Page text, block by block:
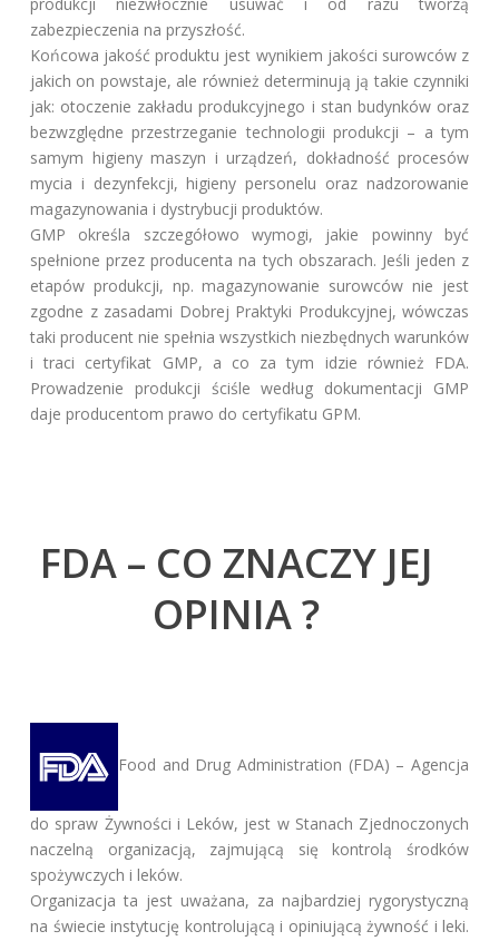
zabezpieczenia na przyszłość.
Końcowa jakość produktu jest wynikiem jakości surowców z
jakich on powstaje, ale również determinują ją takie czynniki
jak: otoczenie zakładu produkcyjnego i stan budynków oraz
bezwzględne przestrzeganie technologii produkcji – a tym
samym higieny maszyn i urządzeń, dokładność procesów
mycia i dezynfekcji, higieny personelu oraz nadzorowanie
magazynowania i dystrybucji produktów.
GMP określa szczegółowo wymogi, jakie powinny być
spełnione przez producenta na tych obszarach. Jeśli jeden z
etapów produkcji, np. magazynowanie surowców nie jest
zgodne z zasadami Dobrej Praktyki Produkcyjnej, wówczas
taki producent nie spełnia wszystkich niezbędnych warunków
i traci certyfikat GMP, a co za tym idzie również FDA.
Prowadzenie produkcji ściśle według dokumentacji GMP
daje producentom prawo do certyfikatu GPM.
FDA – CO ZNACZY JEJ
OPINIA ?
Food and Drug Administration (FDA) – Agencja
do spraw Żywności i Leków, jest w Stanach Zjednoczonych
naczelną organizacją, zajmującą się kontrolą środków
spożywczych i leków.
Organizacja ta jest uważana, za najbardziej rygorystyczną
na świecie instytucję kontrolującą i opiniującą żywność i leki.